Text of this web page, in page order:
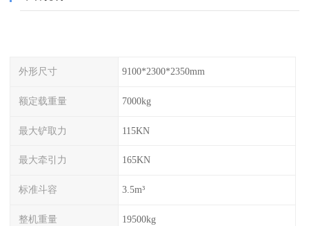
外形尺寸 9100*2300*2350mm
额定载重量 7000kg
最大铲取力 115KN
最大牵引力 165KN
标准斗容 3.5m³
整机重量 19500kg